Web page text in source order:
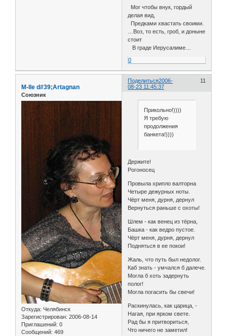
Мог чтобы внук, гордый
делая вид,
Предками хвастать своими.
…Воз, то есть, гроб, и доныне
стоит
В граде Иерусалиме…
0
Поделиться 11
2006-
08-23 11:45:37
M-lle d#39;Artagnan
Союзник
Откуда: Челябинск
Зарегистрирован: 2006-08-14
Приглашений: 0
Сообщений: 469
Прикольно!))))
Я требую
продолжения
банкета!))))
Держите!
Рогоносец
Провыла хрипло валторна
Четыре дежурных ноты.
Чёрт меня, дурня, дернул
Вернуться раньше с охоты!
Шлем - как венец из тёрна,
Башка - как ведро пустое.
Чёрт меня, дурня, дернул
Подняться в ее покои!
Жаль, что путь был недолог.
Каб знать - умчался б далече.
Могла б хоть задернуть
полог!
Могла погасить бы свечи!
Раскинулась, как царица, -
Нагая, при ярком свете.
Рад бы я притвориться,
Что ничего не заметил!